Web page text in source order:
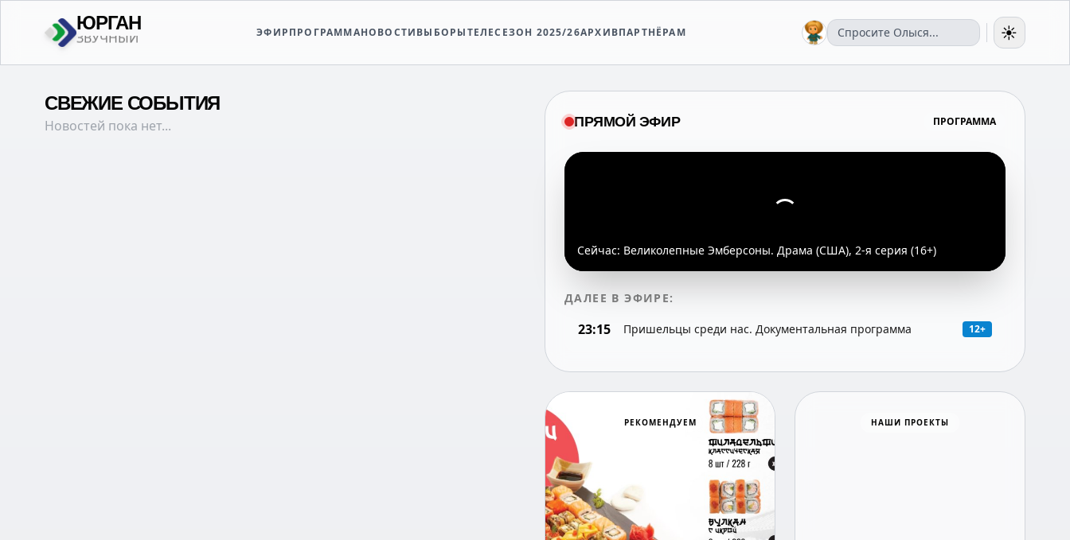
ЮРГАН ЭФИРПРОГРАММАНОВОСТИВЫБОРЫТЕЛЕСЕЗОН 2025/26АРХИВПАРТНЁРАМ ☀️
СВЕЖИЕ СОБЫТИЯ
Новостей пока нет... ПРЯМОЙ ЭФИР ПРОГРАММА
Сейчас: Великолепные Эмберсоны. Драма (США), 2-я серия (16+)
ДАЛЕЕ В ЭФИРЕ:
23:15 Пришельцы среди нас. Документальная программа 12+
РЕКОМЕНДУЕМ НАШИ ПРОЕКТЫ